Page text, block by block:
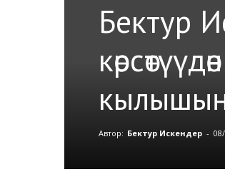
Бектур
Автор: Бектур Искендер -